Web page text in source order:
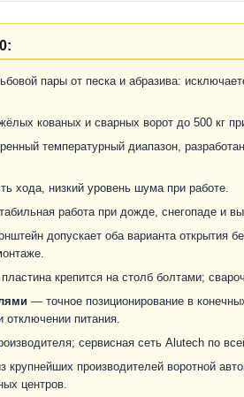
пары от песка и абразива:
кованых и сварных ворот до 500 кг
температурный диапазон,
хода, низкий уровень шума при работе.
работа при дожде, снегопаде и
допускает оба варианта открытия
крепится на столб болтами;
— точное позиционирование в
отключении питания.
сервисная сеть Alutech по
производителей воротной
центров.